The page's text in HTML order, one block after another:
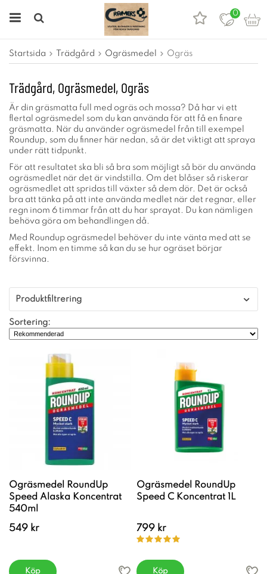
0
Startsida Trädgård Ogräsmedel Ogräs
Trädgård, Ogräsmedel, Ogräs
Är din gräsmatta full med ogräs och mossa? Då har vi ett
flertal ogräsmedel som du kan använda för att få en finare
gräsmatta. När du använder ogräsmedel från till exempel
Roundup, som du finner här nedan, så är det viktigt att spraya
under rätt tidpunkt.
För att resultatet ska bli så bra som möjligt så bör du använda
ogräsmedlet när det är vindstilla. Om det blåser så riskerar
ogräsmedlet att spridas till växter så dem dör. Det är också
bra att tänka på att inte använda medlet när det regnar, eller
regn inom 6 timmar från att du har sprayat. Du kan nämligen
behöva göra om behandlingen då.
Med Roundup ogräsmedel behöver du inte vänta med att se
effekt. Inom en timme så kan du se hur ogräset börjar
försvinna.
Produktfiltrering
Sortering:
Ogräsmedel RoundUp
Speed Alaska Koncentrat
540ml
549 kr
Köp
Ogräsmedel RoundUp
Speed C Koncentrat 1L
799 kr
Köp